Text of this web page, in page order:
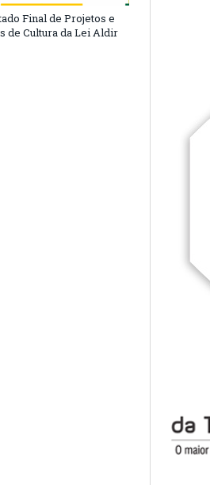
Final de Projetos e
de Cultura da Lei Aldir